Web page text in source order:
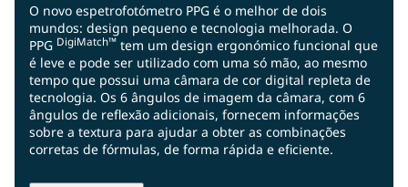
O novo espetrofotómetro PPG é o melhor de dois
mundos: design pequeno e tecnologia melhorada. O
PPG DigiMatch™ tem um design ergonómico funcional que
é leve e pode ser utilizado com uma só mão, ao mesmo
tempo que possui uma câmara de cor digital repleta de
tecnologia. Os 6 ângulos de imagem da câmara, com 6
ângulos de reflexão adicionais, fornecem informações
sobre a textura para ajudar a obter as combinações
corretas de fórmulas, de forma rápida e eficiente.